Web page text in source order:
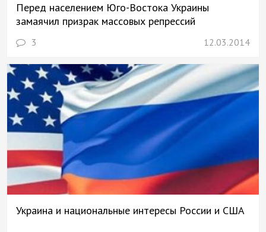
Перед населением Юго-Востока Украины
замаячил призрак массовых репрессий
3 12.03.2014
Украина и национальные интересы России и США